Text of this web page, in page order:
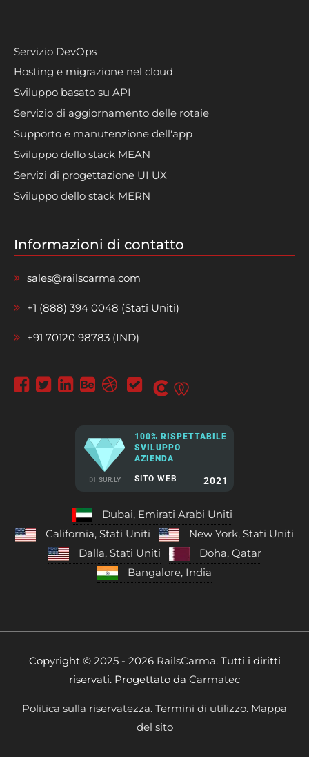
Servizio DevOps
Hosting e migrazione nel cloud
Sviluppo basato su API
Servizio di aggiornamento delle rotaie
Supporto e manutenzione dell'app
Sviluppo dello stack MEAN
Servizi di progettazione UI UX
Sviluppo dello stack MERN
Informazioni di contatto
sales@railscarma.com
+1 (888) 394 0048 (Stati Uniti)
+91 70120 98783 (IND)
DI SUR.LY
100% RISPETTABILE
SVILUPPO
AZIENDA
SITO WEB 2021
Dubai, Emirati Arabi Uniti
California, Stati Uniti
New York, Stati Uniti
Dalla, Stati Uniti
Doha, Qatar
Bangalore, India
Copyright © 2025 - 2026 RailsCarma.Tutti i diritti
riservati. Progettato da Carmatec
Politica sulla riservatezza. Termini di utilizzo. Mappa
del sito